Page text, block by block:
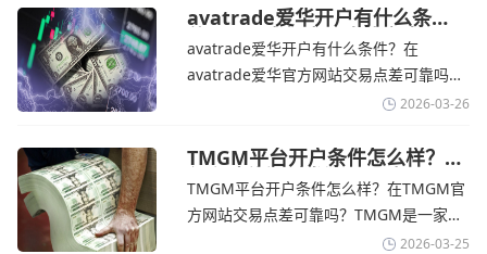
TMGM官网交易资讯了解，伊朗外交部长
表示，尽管德黑兰高级官员正在审查美国
结束战争的提议
avatrade爱华开户有什么条
件？亚洲市场交易喜忧参半-
avatrade爱华官网
avatrade爱华开户有什么条件？在
avatrade爱华官方网站交易点差可靠吗？‌‌‌
avatrade爱华平台的新手可以用很小的成
标准的MT4、MT5，以及自研的
AvaTradeGO和AvaOptions。通过
avatrade爱华官网交易资讯了解，据伊朗
2026-03-26
TMGM平台开户条件怎么样？美
伊和谈传闻引发油价暴跌-
TMGM官网
TMGM平台开户条件怎么样？在TMGM官
方网站交易点差可靠吗？‌‌‌TMGM是一家交
易成本极低、产品极其丰富、ASIC监管
2026-03-25